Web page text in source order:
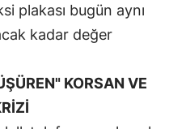
plakası bugün aynı
kadar değer
KORSAN VE